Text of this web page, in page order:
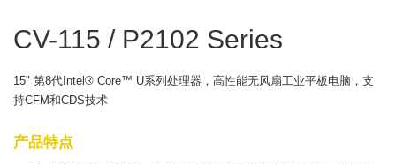
CV-115 / P2102 Series
15" 第8代Intel® Core™ U系列处理器，高性能无风扇工业平板电脑，支
持CFM和CDS技术
产品特点